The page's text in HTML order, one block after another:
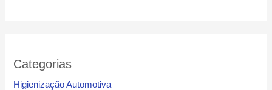
Categorias
Higienização Automotiva